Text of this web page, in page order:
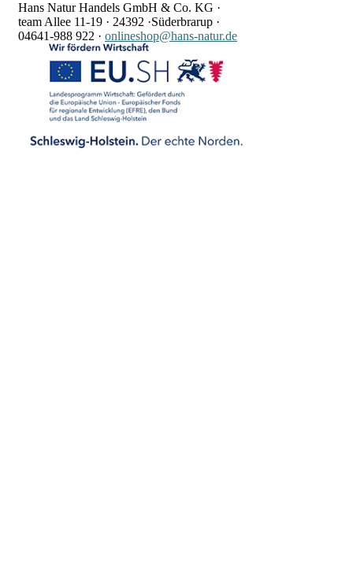
Hans Natur Handels GmbH & Co. KG ·
team Allee 11-19 · 24392 ·Süderbrarup ·
04641-988 922 · onlineshop@hans-natur.de